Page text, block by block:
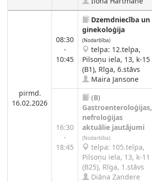
pirmd.
16.02.2026
08:30
-
10:45
Dzemdniecība un
ginekoloģija
(Nodarbība)
telpa: 12.telpa,
Pilsoņu iela, 13, k-15
(B1), Rīga, 6.stāvs
Maira Jansone
16:30
-
18:45
(B)
Gastroenteroloģijas,
nefroloģijas
aktuālie jautājumi
(Nodarbība)
telpa: 105.telpa,
Pilsoņu iela, 13, k-11
(B25), Rīga, 1.stāvs
Diāna Zandere